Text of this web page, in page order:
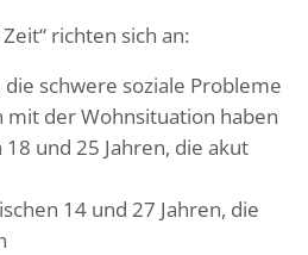
richten sich an:
die schwere soziale Probleme
mit der Wohnsituation haben
und 25 Jahren, die akut
14 und 27 Jahren, die